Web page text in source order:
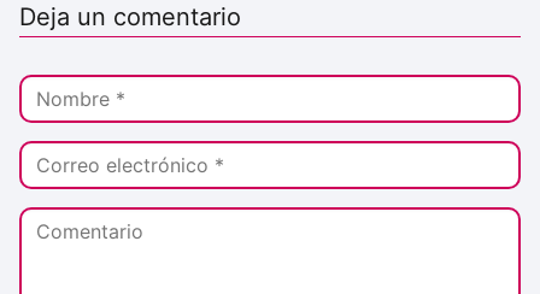
Deja un comentario